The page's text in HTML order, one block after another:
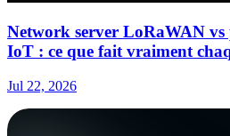
Network server LoRaWAN
IoT : ce que fait vraiment
Jul 22, 2026